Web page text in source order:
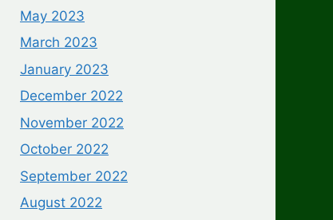
May 2023
March 2023
January 2023
December 2022
November 2022
October 2022
September 2022
August 2022